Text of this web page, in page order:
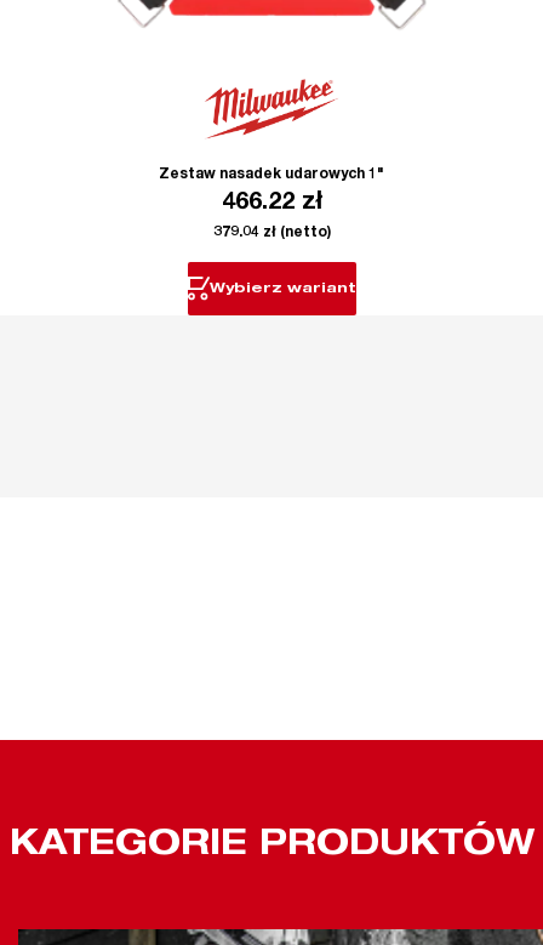
Zestaw nasadek udarowych 1"
466.22 zł
379.04 zł(netto)
Wybierz wariant
KATEGORIE PRODUKTÓW